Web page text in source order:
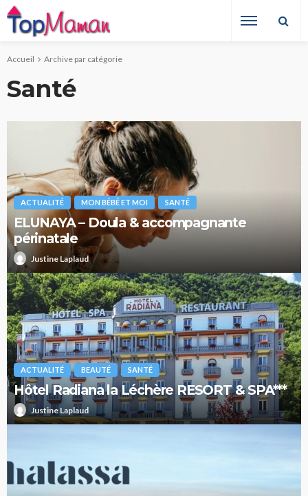
Accueil Archive par catégorie
Santé
ACTUALITÉ MON BÉBÉ ET MOI SANTÉ
ELUNAYA – Doula & accompagnante
périnatale
Justine Laplaud
ACTUALITÉ BEAUTÉ SANTÉ
Hôtel Radiana la Léchère RESORT & SPA***
Justine Laplaud